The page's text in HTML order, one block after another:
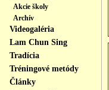
Akcie školy
Archív
Videogaléria
Lam Chun Sing
Tradícia
Tréningové metódy
Články